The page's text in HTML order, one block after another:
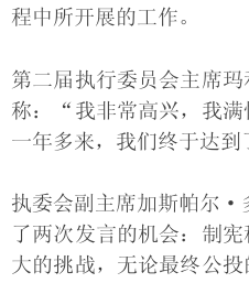
程中所开展的工作。
第二届执行委员会主席
称：“我非常高兴，我满
一年多来，我们终于达
执委会副主席加斯帕尔·
了两次发言的机会：制
大的挑战，无论最终公